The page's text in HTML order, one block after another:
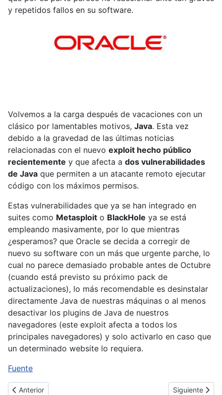
y repetidos fallos en su software.
Volvemos a la carga después de vacaciones con un
clásico por lamentables motivos, Java. Esta vez
debido a la gravedad de las últimas noticias
relacionadas con el nuevo exploit hecho público
recientemente y que afecta a dos vulnerabilidades
de Java que permiten a un atacante remoto ejecutar
código con los máximos permisos.
Estas vulnerabilidades que ya se han integrado en
suites como Metasploit o BlackHole ya se está
empleando masivamente, por lo que mientras
¿esperamos? que Oracle se decida a corregir de
nuevo su software con un más que urgente parche, lo
cual no parece demasiado probable antes de Octubre
(cuando está previsto su próximo pack de
actualizaciones), lo más recomendable es desinstalar
directamente Java de nuestras máquinas o al menos
desactivar los plugins de Java de nuestros
navegadores (este exploit afecta a todos los
principales navegadores) y solo activarlo en caso que
un determinado website lo requiera.
Fuente
Artículo anterior: Oracle reconoce la gravedad de la situación
Anterior Artículo
Siguiente